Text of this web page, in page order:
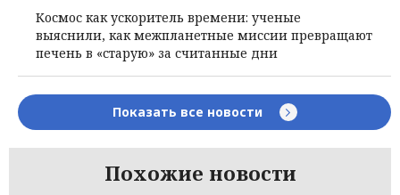
Космос как ускоритель времени: ученые
выяснили, как межпланетные миссии превращают
печень в «старую» за считанные дни
Показать все новости
Похожие новости